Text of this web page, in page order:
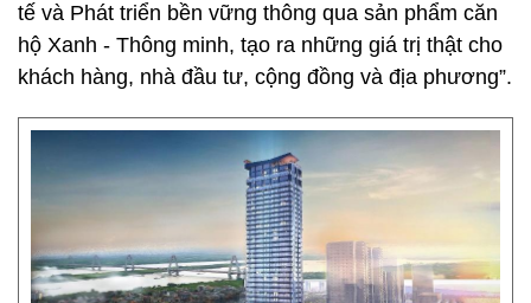
tế và Phát triển bền vững thông qua sản phẩm căn
hộ Xanh - Thông minh, tạo ra những giá trị thật cho
khách hàng, nhà đầu tư, cộng đồng và địa phương”.